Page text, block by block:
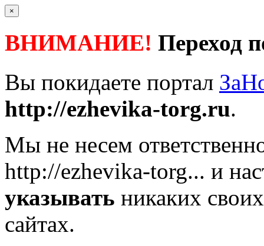
×
ВНИМАНИЕ! Переход
Вы покидаете портал
http://ezhevika-torg.ru.
Мы не несем
http://ezhevika-torg... и
указывать никаких
сайтах.